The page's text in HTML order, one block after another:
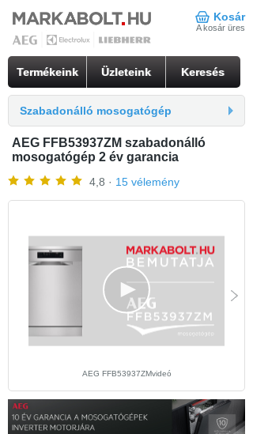
Kosár
A kosár üres
Termékeink Üzleteink Keresés
Szabadonálló mosogatógép
AEG FFB53937ZM szabadonálló
mosogatógép 2 év garancia
4,8 · 15 vélemény
AEG FFB53937ZMvideó